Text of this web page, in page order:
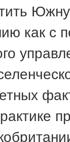
как